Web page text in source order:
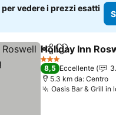
vedere i prezzi esatti
CondividiAggiungi ai
Holiday Inn
3 Stelle
8,5 Eccellente
5.3 km da: Centro
Oasis Bar & Grill in